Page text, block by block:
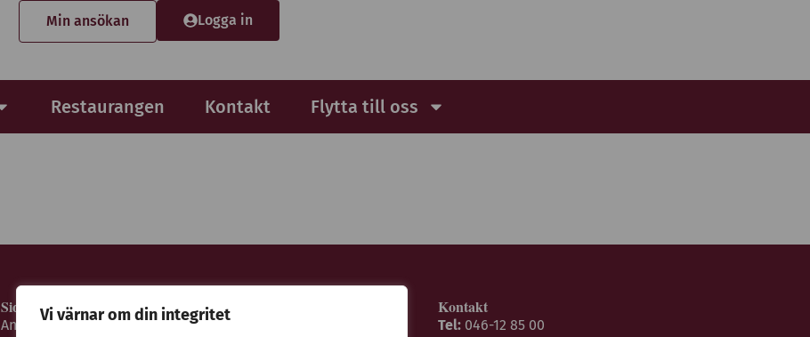
Vi värnar om din integritet
Min ansökan Logga in
Restaurangen Kontakt Flytta till oss
Sidor
Ansökan
Adress
Stiftelsen Thulehem i Lund
Kontakt
Tel: 046-12 85 00